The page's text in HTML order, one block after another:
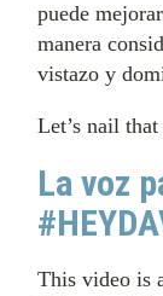
puede
manera
vistazo y
Let’s nail
La voz
This video is